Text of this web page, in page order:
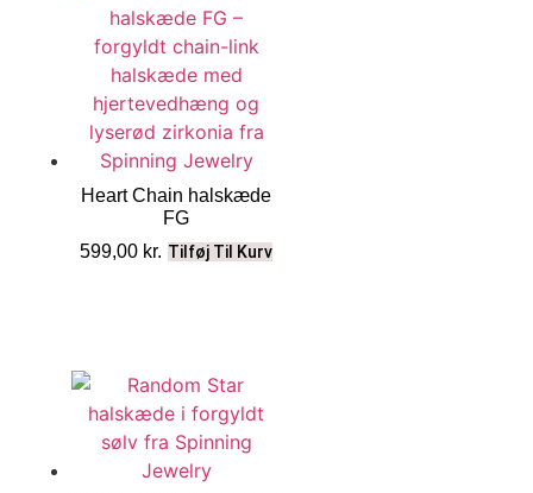
Heart Chain halskæde
FG
599,00 kr. Tilføj Til Kurv